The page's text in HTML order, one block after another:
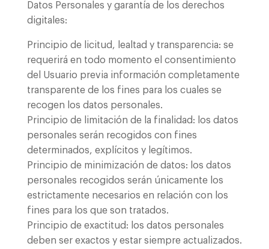
Datos Personales y garantía de los derechos
digitales:
Principio de licitud, lealtad y transparencia: se
requerirá en todo momento el consentimiento
del Usuario previa información completamente
transparente de los fines para los cuales se
recogen los datos personales.
Principio de limitación de la finalidad: los datos
personales serán recogidos con fines
determinados, explícitos y legítimos.
Principio de minimización de datos: los datos
personales recogidos serán únicamente los
estrictamente necesarios en relación con los
fines para los que son tratados.
Principio de exactitud: los datos personales
deben ser exactos y estar siempre actualizados.